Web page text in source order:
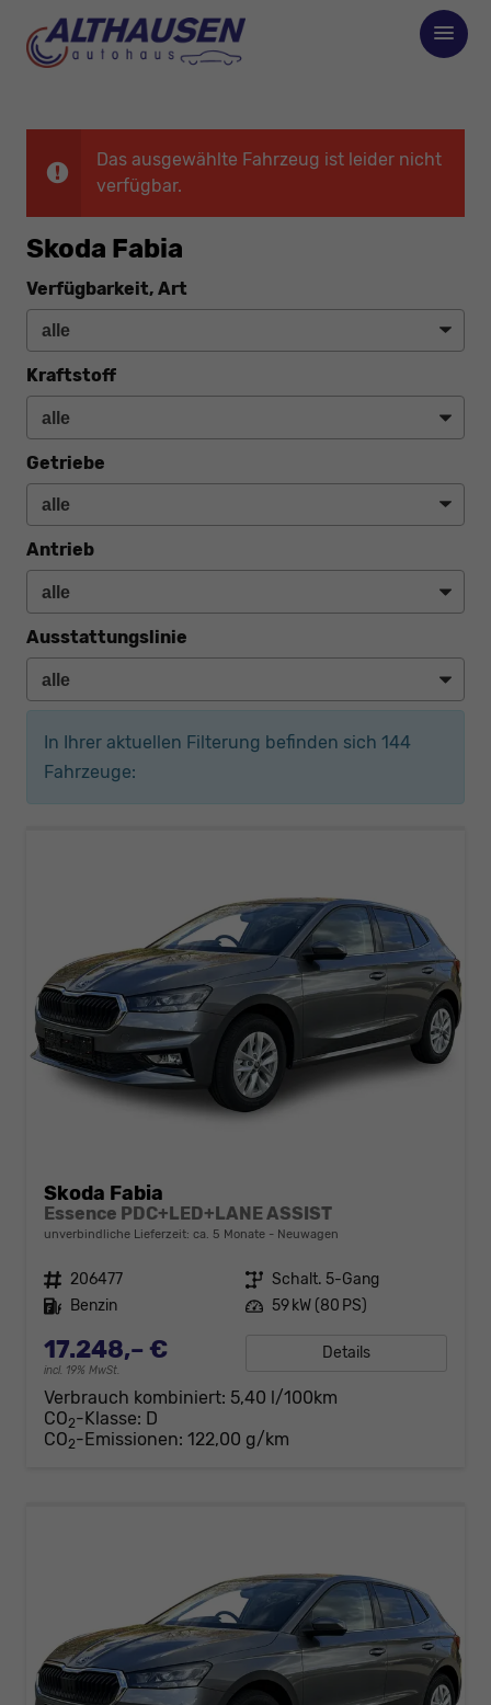
Das ausgewählte Fahrzeug ist leider nicht
verfügbar.
Skoda Fabia
Verfügbarkeit, Art
Kraftstoff
Getriebe
Antrieb
Ausstattungslinie
In Ihrer aktuellen Filterung befinden sich 144
Fahrzeuge:
Skoda Fabia
Essence PDC+LED+LANE ASSIST
unverbindliche Lieferzeit: ca. 5 Monate Neuwagen
Fahrzeugnr. 206477 Getriebe Schalt. 5-Gang
Kraftstoff Benzin Leistung 59 kW (80 PS)
17.248,– €
incl. 19% MwSt.
Details
Verbrauch kombiniert: 5,40 l/100km
CO2-Klasse: D
CO2-Emissionen: 122,00 g/km